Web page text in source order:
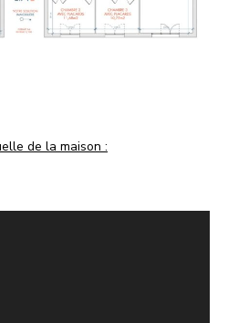
de la maison :